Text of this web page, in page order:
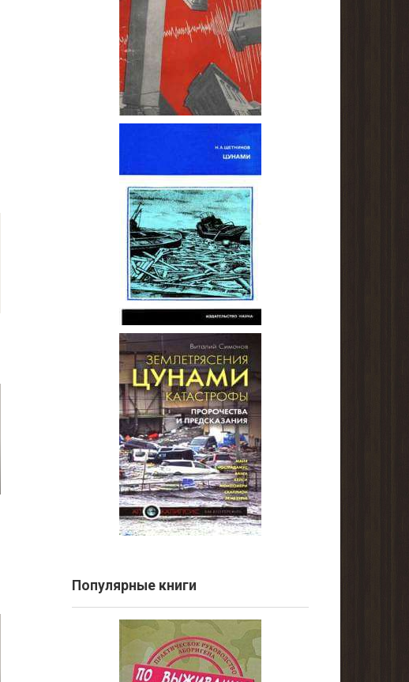
Популярные книги